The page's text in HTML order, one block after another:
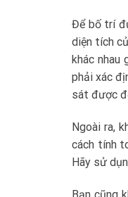
Để bố trí
diện tích
khác nhau
phải xác
sát được
Ngoài ra,
cách tính
Hãy sử
Bạn cũng